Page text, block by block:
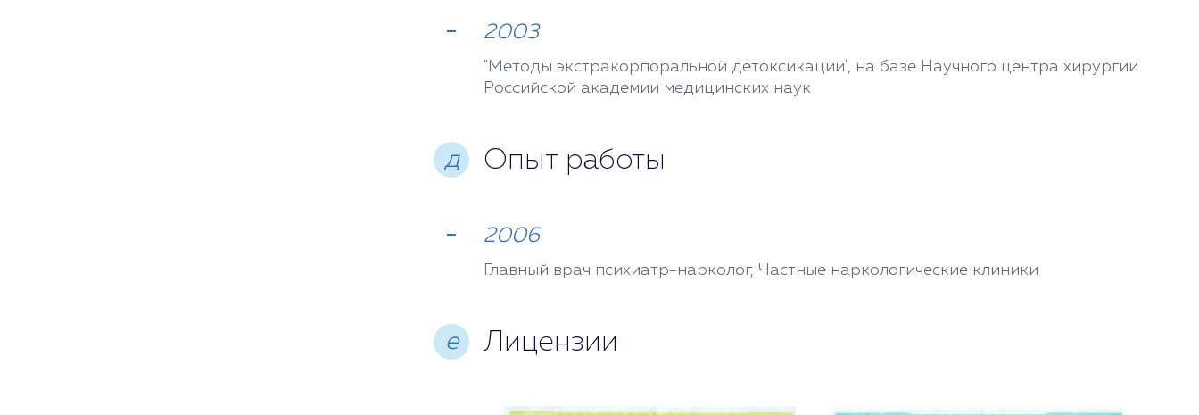
2003
"Методы экстракорпоральной детоксикации", на базе Научного центра хирургии
Российской академии медицинских наук
д Опыт работы
2006
Главный врач психиатр-нарколог, Частные наркологические клиники
e Лицензии